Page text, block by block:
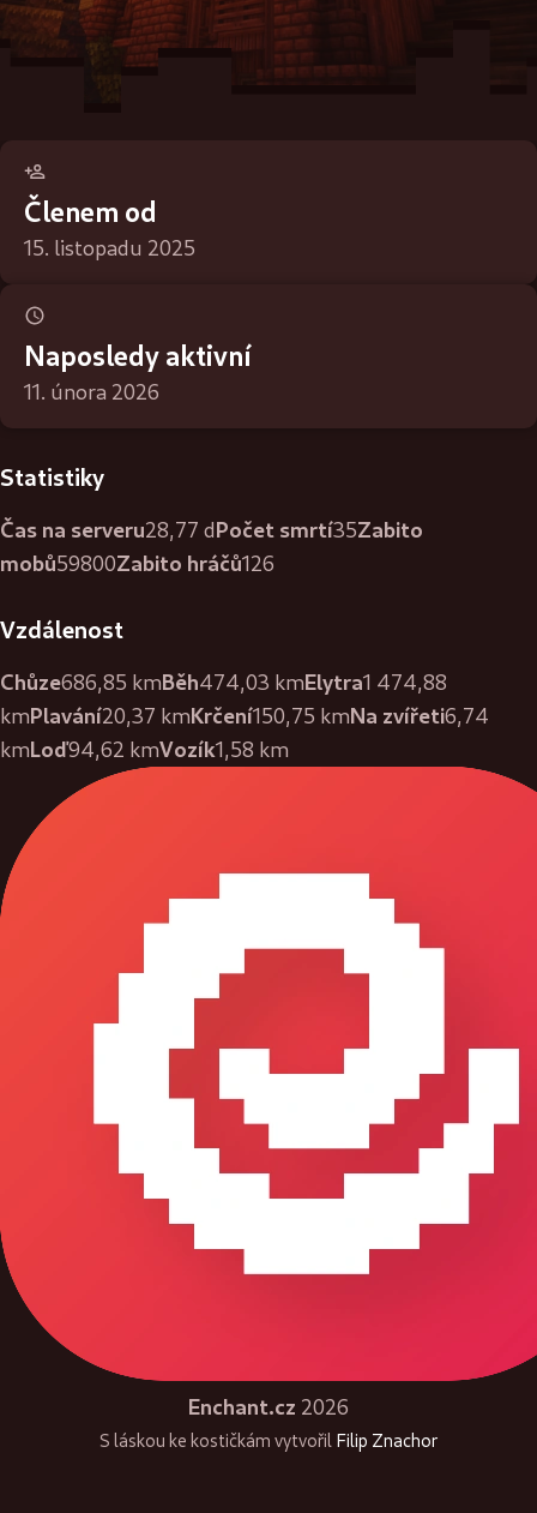
Členem od
15. listopadu 2025
Naposledy aktivní
11. února 2026
Statistiky
Čas na serveru28,77 dPočet smrtí35Zabito
mobů59800Zabito hráčů126
Vzdálenost
Chůze686,85 kmBěh474,03 kmElytra1 474,88
kmPlavání20,37 kmKrčení150,75 kmNa zvířeti6,74
kmLoď94,62 kmVozík1,58 km
Enchant.cz 2026
S láskou ke kostičkám vytvořil Filip Znachor